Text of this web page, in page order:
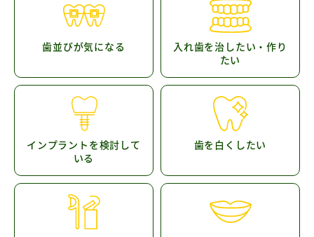
歯並びが気になる
入れ歯を治したい・作り
たい
インプラントを検討して
いる
歯を白くしたい